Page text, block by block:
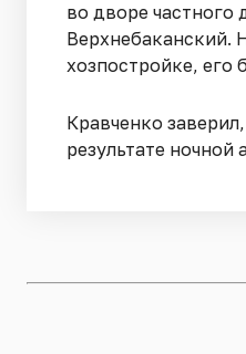
во дворе частного
Верхнебаканский.
хозпостройке, его
Кравченко
результате ночной